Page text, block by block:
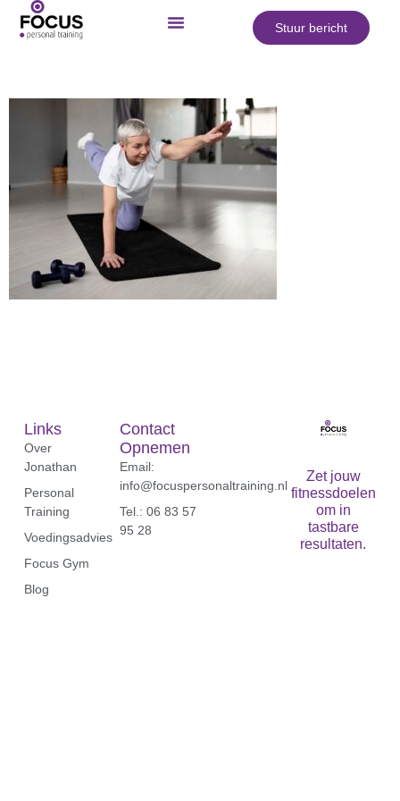
Stuur bericht
Zet jouw
fitnessdoelen
om in
tastbare
resultaten.
Links
Over
Jonathan
Personal
Training
Voedingsadvies
Focus Gym
Blog
Contact
Opnemen
Email:
info@focuspersonaltraining.nl
Tel.: 06 83 57
95 28‬